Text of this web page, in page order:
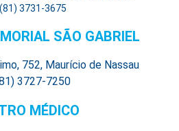
(81) 3731-3675
SÃO GABRIEL
752, Maurício de Nassau
3727-7250
MÉDICO